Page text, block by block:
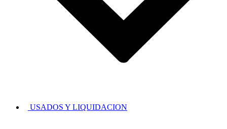
USADOS Y LIQUIDACION